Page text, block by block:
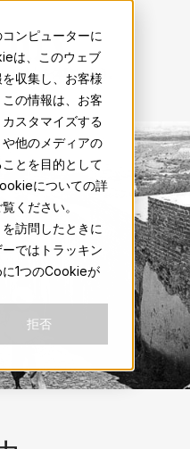
ンピューターに
は、このウェブ
収集し、お客様
の情報は、お客
スタマイズする
他のメディアの
とを目的として
についての詳
ください。
訪問したときに
ではトラッキン
1つのCookieが
拒否
魅力を体験しよう。